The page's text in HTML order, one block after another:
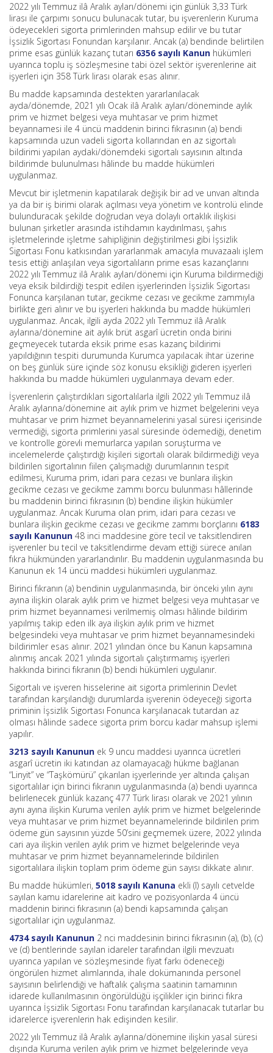
2022 yılı Temmuz ilâ Aralık ayları/dönemi için günlük 3,33 Türk
lirası ile çarpımı sonucu bulunacak tutar, bu işverenlerin Kuruma
ödeyecekleri sigorta primlerinden mahsup edilir ve bu tutar
İşsizlik Sigortası Fonundan karşılanır. Ancak (a) bendinde belirtilen
prime esas günlük kazanç tutarı 6356 sayılı Kanun hükümleri
uyarınca toplu iş sözleşmesine tabi özel sektör işverenlerine ait
işyerleri için 358 Türk lirası olarak esas alınır.
Bu madde kapsamında destekten yararlanılacak
ayda/dönemde, 2021 yılı Ocak ilâ Aralık ayları/döneminde aylık
prim ve hizmet belgesi veya muhtasar ve prim hizmet
beyannamesi ile 4 üncü maddenin birinci fıkrasının (a) bendi
kapsamında uzun vadeli sigorta kollarından en az sigortalı
bildirimi yapılan aydaki/dönemdeki sigortalı sayısının altında
bildirimde bulunulması hâlinde bu madde hükümleri
uygulanmaz.
Mevcut bir işletmenin kapatılarak değişik bir ad ve unvan altında
ya da bir iş birimi olarak açılması veya yönetim ve kontrolü elinde
bulunduracak şekilde doğrudan veya dolaylı ortaklık ilişkisi
bulunan şirketler arasında istihdamın kaydırılması, şahıs
işletmelerinde işletme sahipliğinin değiştirilmesi gibi İşsizlik
Sigortası Fonu katkısından yararlanmak amacıyla muvazaalı işlem
tesis ettiği anlaşılan veya sigortalıların prime esas kazançlarını
2022 yılı Temmuz ilâ Aralık ayları/dönemi için Kuruma bildirmediği
veya eksik bildirdiği tespit edilen işyerlerinden İşsizlik Sigortası
Fonunca karşılanan tutar, gecikme cezası ve gecikme zammıyla
birlikte geri alınır ve bu işyerleri hakkında bu madde hükümleri
uygulanmaz. Ancak, ilgili ayda 2022 yılı Temmuz ilâ Aralık
aylarına/dönemine ait aylık brüt asgarî ücretin onda birini
geçmeyecek tutarda eksik prime esas kazanç bildirimi
yapıldığının tespiti durumunda Kurumca yapılacak ihtar üzerine
on beş günlük süre içinde söz konusu eksikliği gideren işyerleri
hakkında bu madde hükümleri uygulanmaya devam eder.
İşverenlerin çalıştırdıkları sigortalılarla ilgili 2022 yılı Temmuz ilâ
Aralık aylarına/dönemine ait aylık prim ve hizmet belgelerini veya
muhtasar ve prim hizmet beyannamelerini yasal süresi içerisinde
vermediği, sigorta primlerini yasal süresinde ödemediği, denetim
ve kontrolle görevli memurlarca yapılan soruşturma ve
incelemelerde çalıştırdığı kişileri sigortalı olarak bildirmediği veya
bildirilen sigortalının fiilen çalışmadığı durumlarının tespit
edilmesi, Kuruma prim, idari para cezası ve bunlara ilişkin
gecikme cezası ve gecikme zammı borcu bulunması hâllerinde
bu maddenin birinci fıkrasının (b) bendine ilişkin hükümler
uygulanmaz. Ancak Kuruma olan prim, idari para cezası ve
bunlara ilişkin gecikme cezası ve gecikme zammı borçlarını 6183
sayılı Kanunun 48 inci maddesine göre tecil ve taksitlendiren
işverenler bu tecil ve taksitlendirme devam ettiği sürece anılan
fıkra hükmünden yararlandırılır. Bu maddenin uygulanmasında bu
Kanunun ek 14 üncü maddesi hükümleri uygulanmaz.
Birinci fıkranın (a) bendinin uygulanmasında, bir önceki yılın aynı
ayına ilişkin olarak aylık prim ve hizmet belgesi veya muhtasar ve
prim hizmet beyannamesi verilmemiş olması hâlinde bildirim
yapılmış takip eden ilk aya ilişkin aylık prim ve hizmet
belgesindeki veya muhtasar ve prim hizmet beyannamesindeki
bildirimler esas alınır. 2021 yılından önce bu Kanun kapsamına
alınmış ancak 2021 yılında sigortalı çalıştırmamış işyerleri
hakkında birinci fıkranın (b) bendi hükümleri uygulanır.
Sigortalı ve işveren hisselerine ait sigorta primlerinin Devlet
tarafından karşılandığı durumlarda işverenin ödeyeceği sigorta
priminin İşsizlik Sigortası Fonunca karşılanacak tutardan az
olması hâlinde sadece sigorta prim borcu kadar mahsup işlemi
yapılır.
3213 sayılı Kanunun ek 9 uncu maddesi uyarınca ücretleri
asgarî ücretin iki katından az olamayacağı hükme bağlanan
“Linyit” ve “Taşkömürü” çıkarılan işyerlerinde yer altında çalışan
sigortalılar için birinci fıkranın uygulanmasında (a) bendi uyarınca
belirlenecek günlük kazanç 477 Türk lirası olarak ve 2021 yılının
aynı ayına ilişkin Kuruma verilen aylık prim ve hizmet belgelerinde
veya muhtasar ve prim hizmet beyannamelerinde bildirilen prim
ödeme gün sayısının yüzde 50’sini geçmemek üzere, 2022 yılında
cari aya ilişkin verilen aylık prim ve hizmet belgelerinde veya
muhtasar ve prim hizmet beyannamelerinde bildirilen
sigortalılara ilişkin toplam prim ödeme gün sayısı dikkate alınır.
Bu madde hükümleri, 5018 sayılı Kanuna ekli (I) sayılı cetvelde
sayılan kamu idarelerine ait kadro ve pozisyonlarda 4 üncü
maddenin birinci fıkrasının (a) bendi kapsamında çalışan
sigortalılar için uygulanmaz.
4734 sayılı Kanunun 2 nci maddesinin birinci fıkrasının (a), (b), (c)
ve (d) bentlerinde sayılan idareler tarafından ilgili mevzuatı
uyarınca yapılan ve sözleşmesinde fiyat farkı ödeneceği
öngörülen hizmet alımlarında, ihale dokümanında personel
sayısının belirlendiği ve haftalık çalışma saatinin tamamının
idarede kullanılmasının öngörüldüğü işçilikler için birinci fıkra
uyarınca İşsizlik Sigortası Fonu tarafından karşılanacak tutarlar bu
idarelerce işverenlerin hak edişinden kesilir.
2022 yılı Temmuz ilâ Aralık aylarına/dönemine ilişkin yasal süresi
dışında Kuruma verilen aylık prim ve hizmet belgelerinde veya